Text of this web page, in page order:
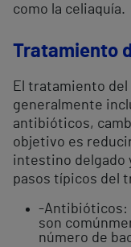
como la celiaquía.
Tratamiento
El tratamiento
generalmente
antibióticos,
objetivo es
intestino delgado
pasos típicos del
-Antibióticos:
son
número de